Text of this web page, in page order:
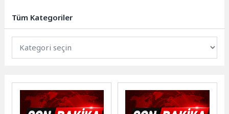
Tüm Kategoriler